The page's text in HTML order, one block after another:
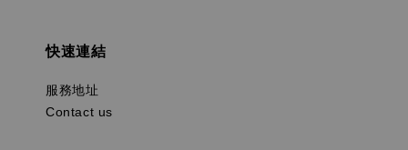
快速連結
服務地址
Contact us